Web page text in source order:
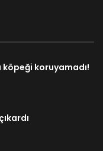
köpeği koruyamadı!